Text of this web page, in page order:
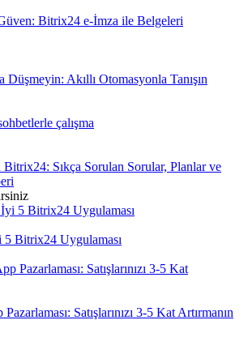
Bitrix24 e-İmza ile Belgeleri
Akıllı Otomasyonla Tanışın
çalışma
Sıkça Sorulan Sorular, Planlar ve
Bitrix24 Uygulaması
Satışlarınızı 3-5 Kat Artırmanın